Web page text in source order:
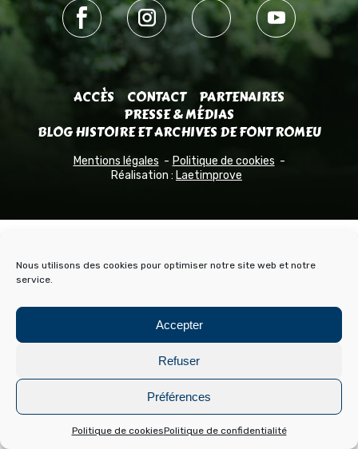
Nous utilisons des cookies pour optimiser notre site web et notre
service.
Accepter
Refuser
Préférences
Politique de cookiesPolitique de confidentialité
ACCÈS CONTACT
PARTENAIRES
PRESSE & MÉDIAS
BLOG HISTOIRE ET ARCHIVES DE FONT ROMEU
Mentions légales
Politique de cookies
Réalisation : Laetimprove